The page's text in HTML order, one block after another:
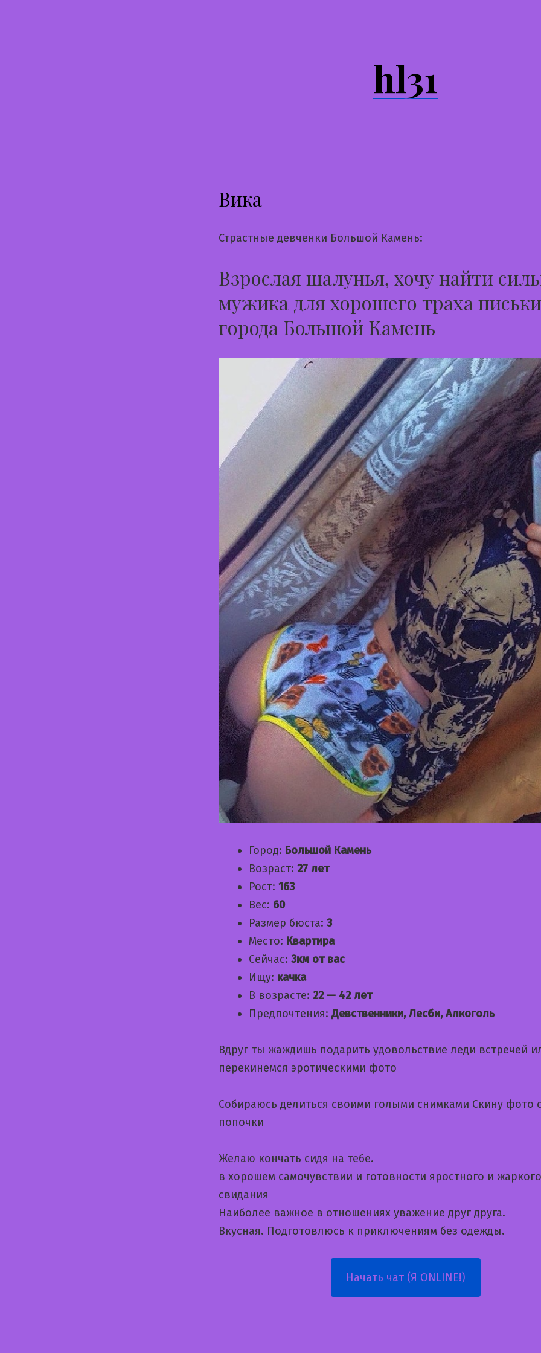
hl31
Вика
Страстные девченки Большой Камень:
Взрослая шалунья, хочу найти
мужика для хорошего траха
города Большой Камень
Город: Большой Камень
Возраст: 27 лет
Рост: 163
Вес: 60
Размер бюста: 3
Место: Квартира
Сейчас: 3км от вас
Ищу: качка
В возрасте: 22 — 42 лет
Предпочтения: Девственники, Лесби, Алкоголь
Вдруг ты жаждишь подарить удовольствие леди встречей
перекинемся эротическими фото
Собираюсь делиться своими голыми снимками Скину фото
попочки
Желаю кончать сидя на тебе.
в хорошем самочувствии и готовности яростного и жаркого
свидания
Наиболее важное в отношениях уважение друг друга.
Вкусная. Подготовлюсь к приключениям без одежды.
Начать чат (Я ONLINE!)